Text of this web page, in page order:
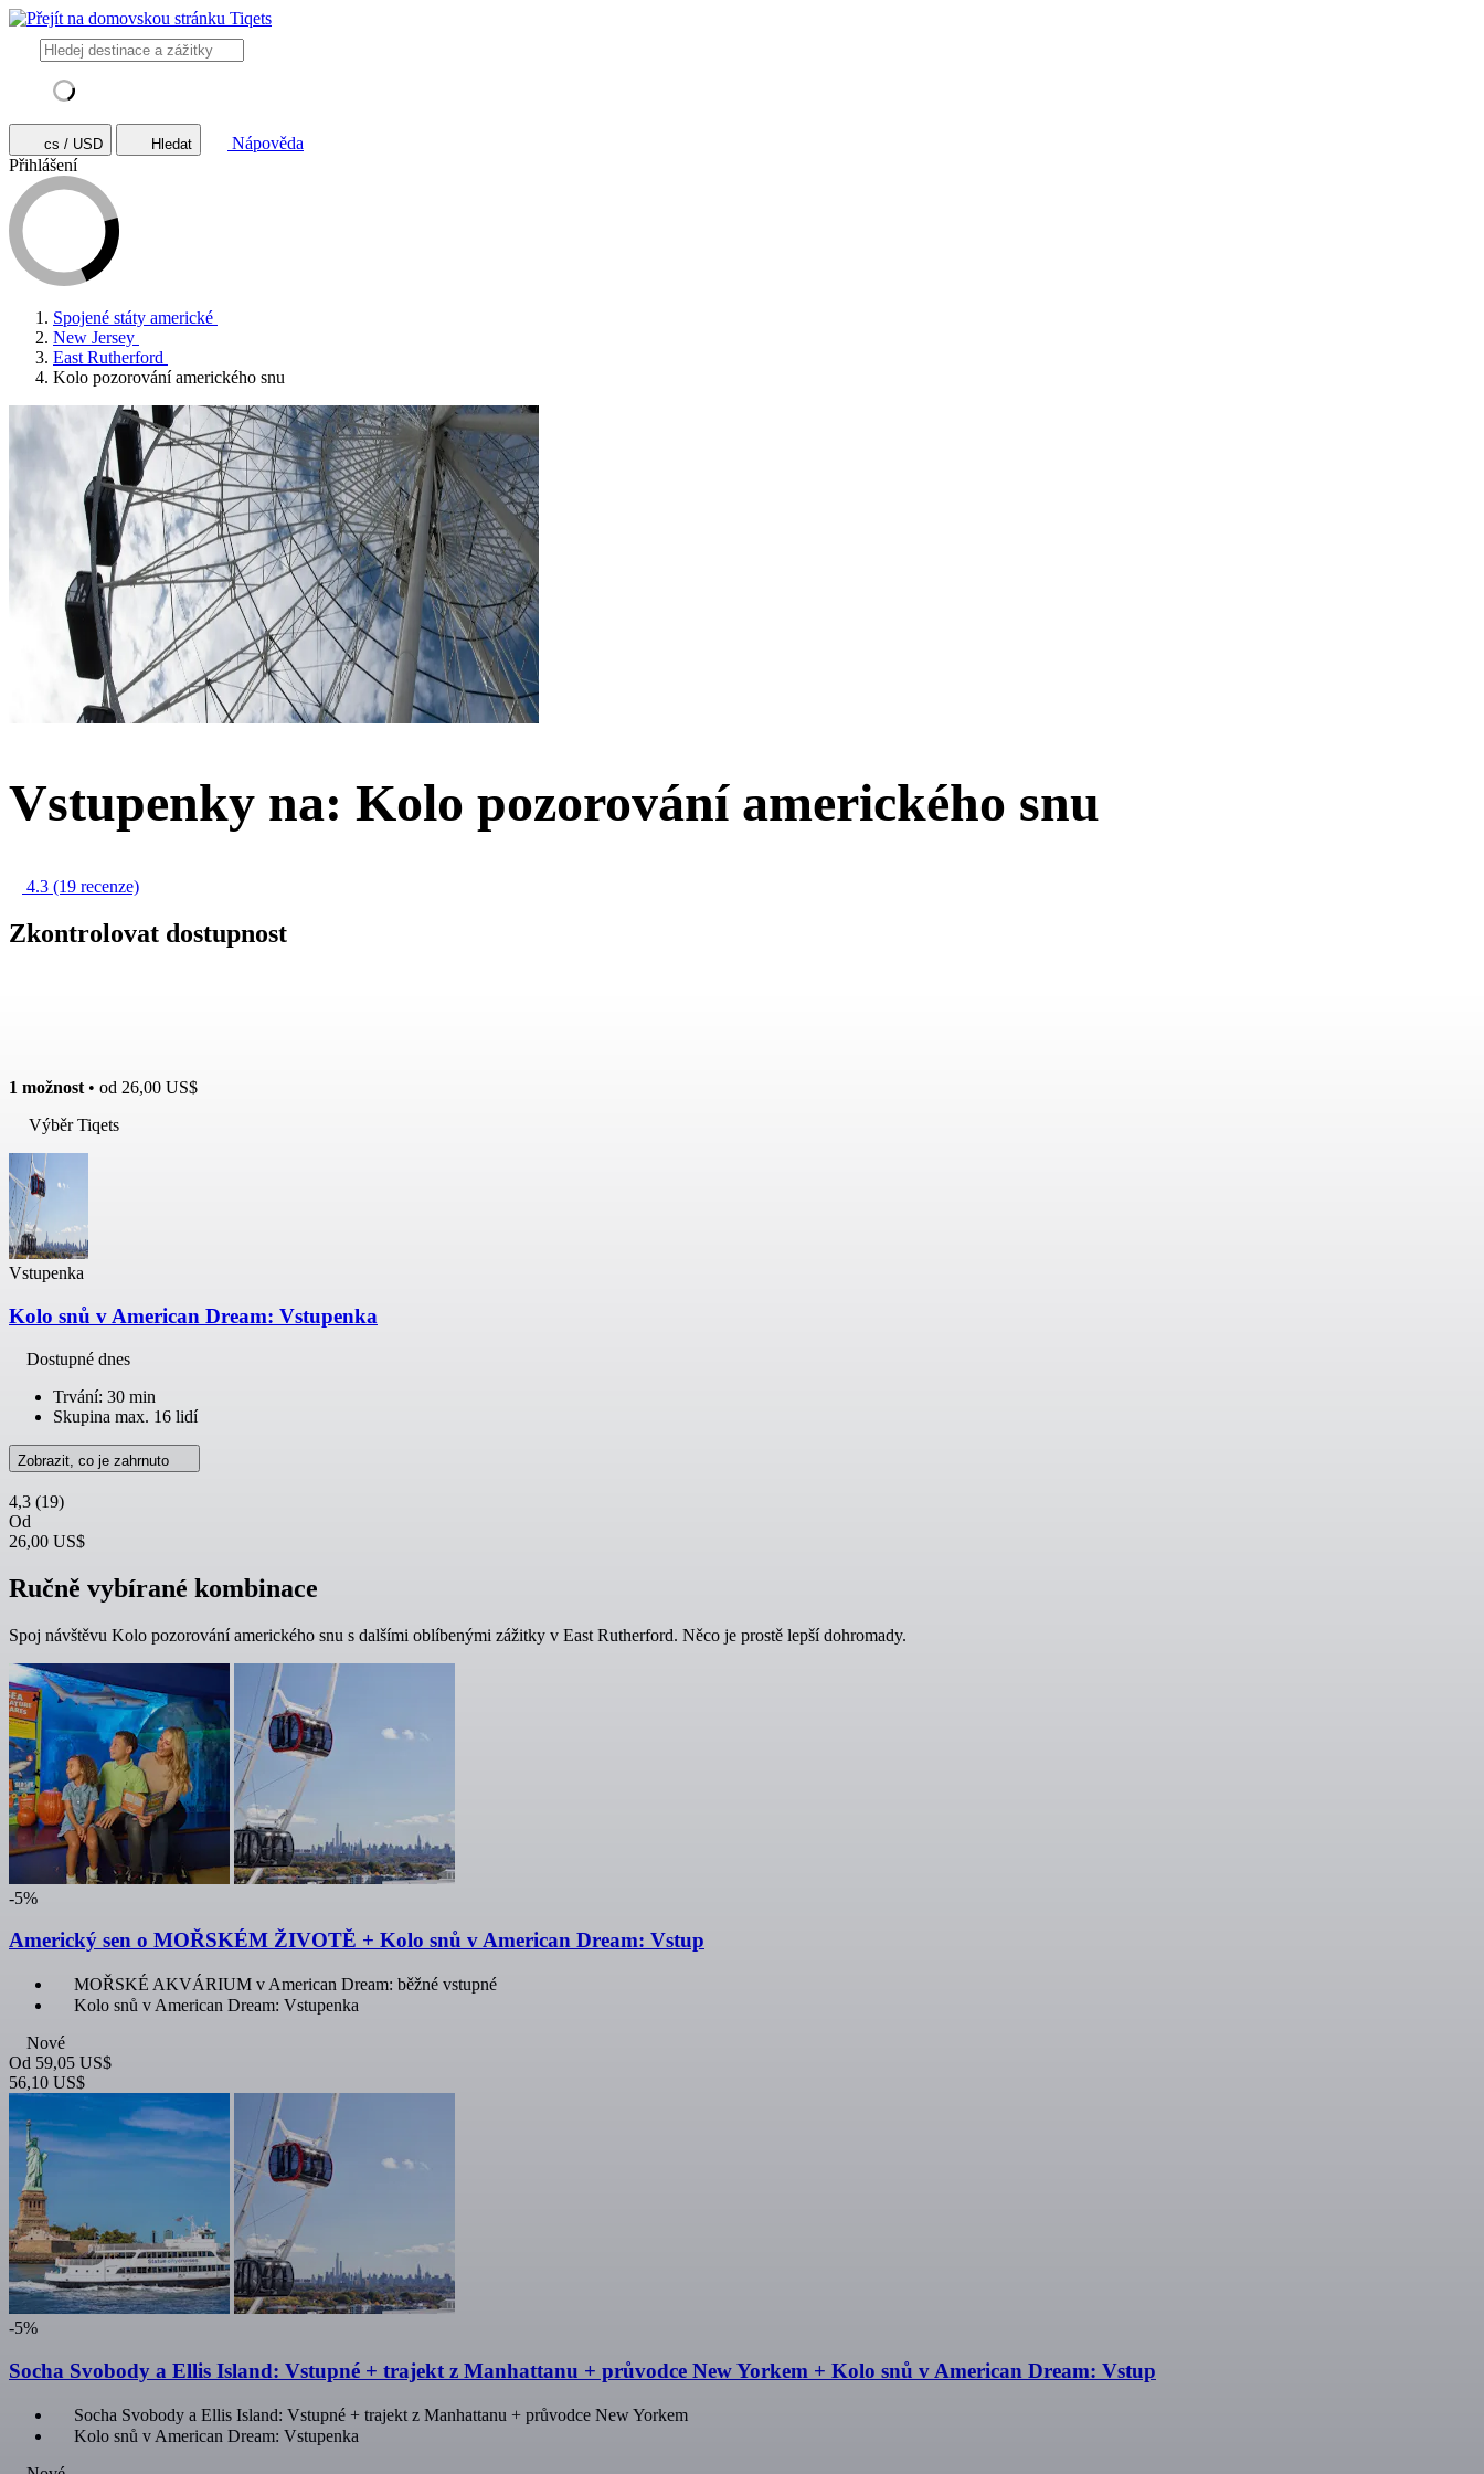
cs / USD Hledat
Nápověda
Přihlášení
Spojené státy americké
New Jersey
East Rutherford
Kolo pozorování amerického snu
Vstupenky na: Kolo pozorování amerického snu
4.3 (19 recenze)
Zkontrolovat dostupnost
1 možnost• od 26,00 US$
Výběr Tiqets
Vstupenka
Kolo snů v American Dream: Vstupenka
Dostupné dnes
Trvání: 30 min
Skupina max. 16 lidí
Zobrazit, co je zahrnuto
4,3 (19)
Od
26,00 US$
Ručně vybírané kombinace
Spoj návštěvu Kolo pozorování amerického snu s dalšími oblíbenými zážitky v East Rutherford. Něco je prostě lepší dohromady.
-5%
Americký sen o MOŘSKÉM ŽIVOTĚ + Kolo snů v American Dream: Vstup
MOŘSKÉ AKVÁRIUM v American Dream: běžné vstupné
Kolo snů v American Dream: Vstupenka
Nové
Od 59,05 US$
56,10 US$
-5%
Socha Svobody a Ellis Island: Vstupné + trajekt z Manhattanu + průvodce New Yorkem + Kolo snů v American Dream: Vstup
Socha Svobody a Ellis Island: Vstupné + trajekt z Manhattanu + průvodce New Yorkem
Kolo snů v American Dream: Vstupenka